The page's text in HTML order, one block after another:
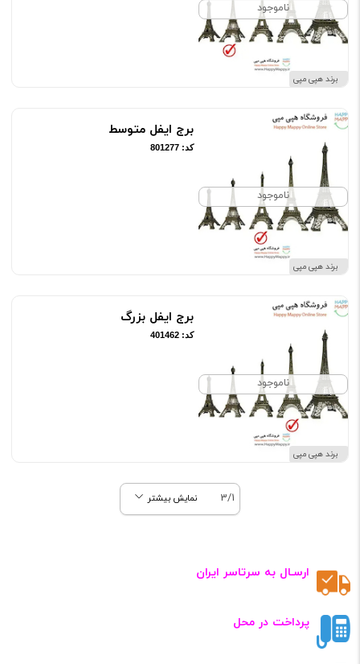
ناموجود
برند هپی مپی
ناموجود
برند هپی مپی
برج ایفل متوسط
کد: 801277
ناموجود
برند هپی مپی
برج ایفل بزرگ
کد: 401462
3/1 نمایش بیشتر
ارسـال به سرتاسر ایران
پرداخت در محل